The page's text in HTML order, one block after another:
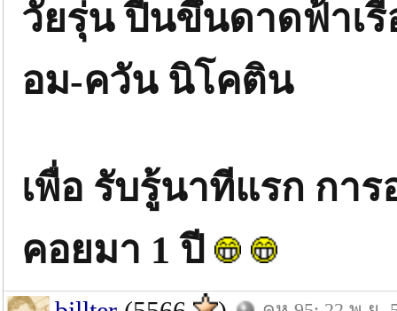
วัยรุ่น ปีนขึ้นดาดฟ้าเ
อม-ควัน นิโคติน
เพื่อ รับรู้นาทีแรก กา
คอยมา 1 ปี